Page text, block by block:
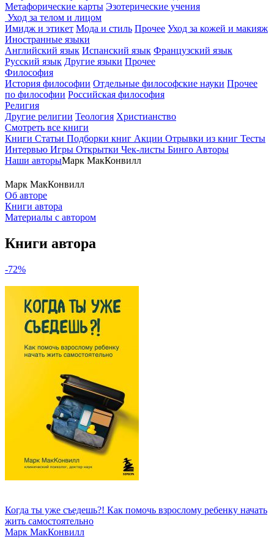
Метафорические карты Эзотерические учения
Уход за телом и лицом
Имидж и этикет Мода и стиль Прочее Уход за кожей и макияж
Иностранные языки
Английский язык Испанский язык Французский язык
Русский язык Другие языки Прочее
Философия
История философии Отдельные философские науки Прочее
по философии Российская философия
Религия
Другие религии Теология Христианство
Смотреть все книги
Книги Статьи Подборки книг Акции Отрывки из книг Тесты
Интервью Игры Открытки Чек-листы Бинго Авторы
Наши авторыМарк МакКонвилл
Марк МакКонвилл
Об авторе
Книги автора
Материалы с автором
Книги автора
-72%
Когда ты уже съедешь?! Как помочь взрослому ребенку начать
жить самостоятельно
Марк МакКонвилл